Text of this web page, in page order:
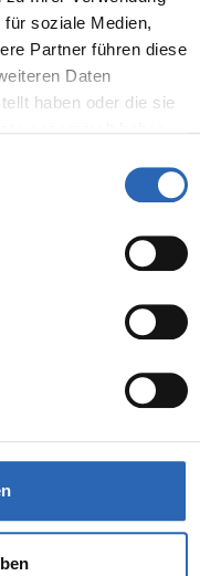
soziale Medien,
Partner führen diese
Daten
haben oder die sie
Kürzlich reduziert
MwSt. ist ausweisbar